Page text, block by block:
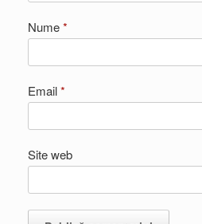
Nume*
Email*
Site web